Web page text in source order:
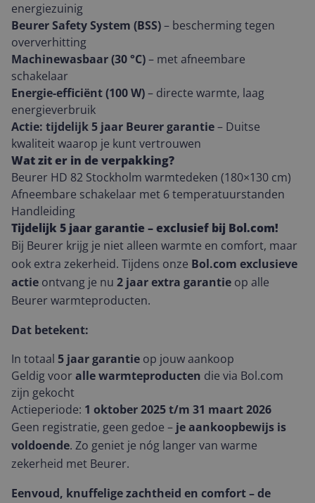
energiezuinig
Beurer Safety System (BSS)– bescherming tegen
oververhitting
Machinewasbaar (30 °C)– met afneembare
schakelaar
Energie-efficiënt (100 W)– directe warmte, laag
energieverbruik
Actie: tijdelijk 5 jaar Beurer garantie– Duitse
kwaliteit waarop je kunt vertrouwen
Wat zit er in de verpakking?
Beurer HD 82 Stockholm warmtedeken (180×130 cm)
Afneembare schakelaar met 6 temperatuurstanden
Handleiding
Tijdelijk 5 jaar garantie – exclusief bij Bol.com!
Bij Beurer krijg je niet alleen warmte en comfort, maar
ook extra zekerheid. Tijdens onze Bol.com exclusieve
actie ontvang je nu 2 jaar extra garantie op alle
Beurer warmteproducten.
Dat betekent:
In totaal 5 jaar garantie op jouw aankoop
Geldig vooralle warmteproducten die via Bol.com
zijn gekocht
Actieperiode: 1 oktober 2025 t/m 31 maart 2026
Geen registratie, geen gedoe – je aankoopbewijs is
voldoende. Zo geniet je nóg langer van warme
zekerheid met Beurer.
Eenvoud, knuffelige zachtheid en comfort – de